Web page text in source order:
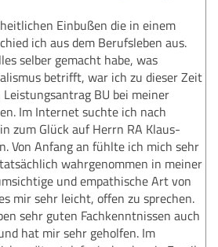
Einbußen die in einem
ich aus dem Berufsleben aus.
selber gemacht habe, was
betrifft, war ich zu dieser Zeit
BU bei meiner
Im Internet suchte ich nach
zum Glück auf Herrn RA Klaus-
Von Anfang an fühlte ich mich sehr
wahrgenommen in meiner
und empathische Art von
mir sehr leicht, offen zu sprechen.
sehr guten Fachkenntnissen auch
hat mir sehr geholfen. Im